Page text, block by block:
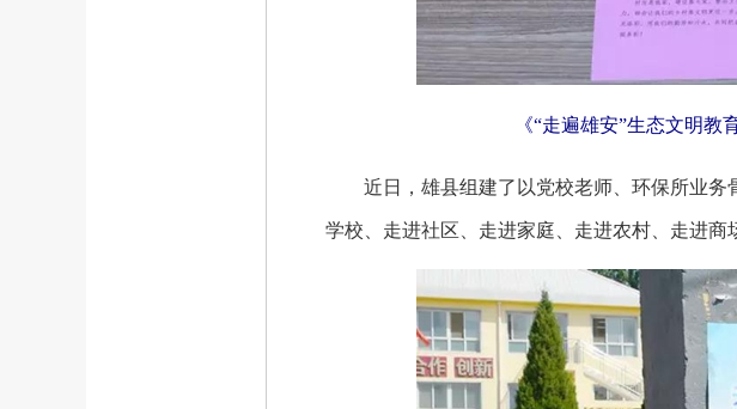
《“走遍雄安”生态文明
近日，雄县组建了以党校老师、环保所业务
学校、走进社区、走进家庭、走进农村、走进